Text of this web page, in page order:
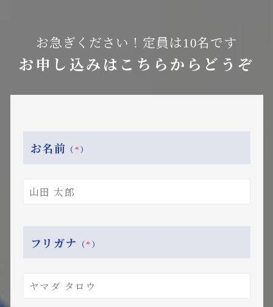
お急ぎください！定員は10名です
お申し込みはこちらからどうぞ
お名前 （*）
フリガナ （*）